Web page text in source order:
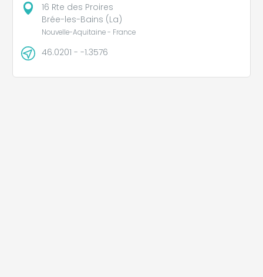
16 Rte des Proires
Brée-les-Bains (La)
Nouvelle-Aquitaine - France
46.0201 - -1.3576